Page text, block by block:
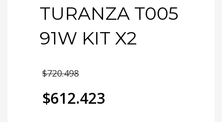
TURANZA T005
91W KIT X2
$720.498
precio
$612.423